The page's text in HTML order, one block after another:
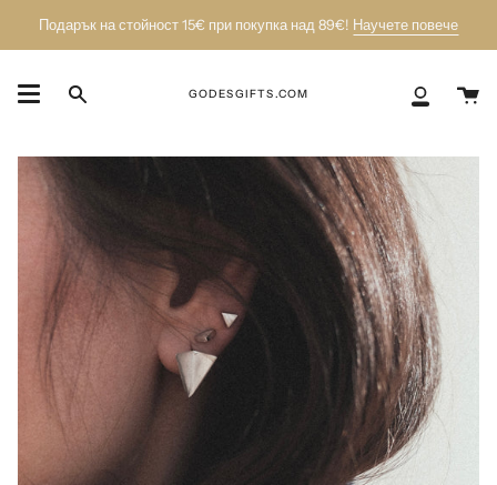
Подарък на стойност 15€ при покупка над 89€! Научете повече
Търси GODESGIFTS.COM
Моят